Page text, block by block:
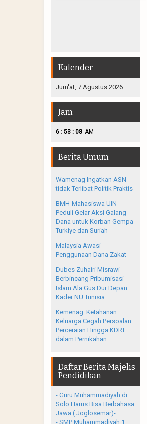
Kalender
Jum'at, 7 Agustus 2026
Jam
6 : 53 : 09 AM
Berita Umum
Wamenag Ingatkan ASN
tidak Terlibat Politik Praktis
BMH-Mahasiswa UIN
Peduli Gelar Aksi Galang
Dana untuk Korban Gempa
Turkiye dan Suriah
Malaysia Awasi
Penggunaan Dana Zakat
Dubes Zuhairi Misrawi
Berbincang Pribumisasi
Islam Ala Gus Dur Depan
Kader NU Tunisia
Kemenag: Ketahanan
Keluarga Cegah Persoalan
Perceraian Hingga KDRT
dalam Pernikahan
Daftar Berita Majelis
Pendidikan
- Guru Muhammadiyah di
Solo Harus Bisa Berbahasa
Jawa ( Joglosemar)-
- SMP Muhammadiyah 1